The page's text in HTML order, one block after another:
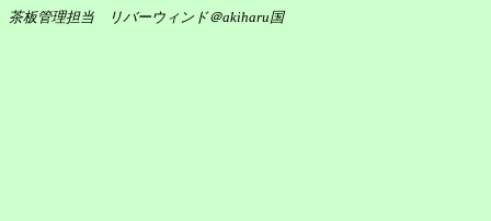
茶板管理担当 リバーウィンド＠akiharu国